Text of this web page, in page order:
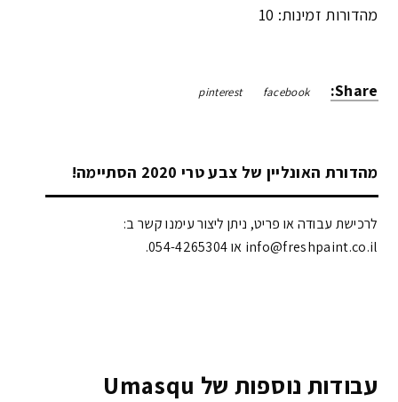
מהדורות זמינות: 10
Share:
facebook
pinterest
מהדורת האונליין של צבע טרי 2020 הסתיימה!
לרכישת עבודה או פריט, ניתן ליצור עימנו קשר ב:
info@freshpaint.co.il‏ או 054-4265304.
עבודות נוספות של Umasqu